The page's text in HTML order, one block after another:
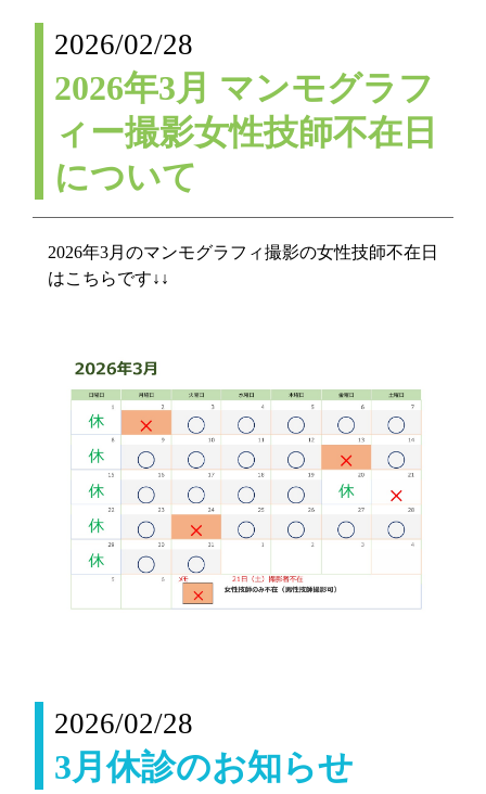
2026/02/28
2026年3月 マンモグラフ
ィー撮影女性技師不在日
について
2026年3月のマンモグラフィ撮影の女性技師不在日
はこちらです↓↓
2026/02/28
3月休診のお知らせ